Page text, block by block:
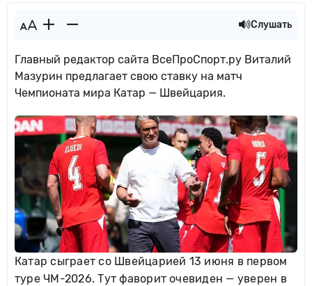
Слушать
Главный редактор сайта ВсеПроСпорт.ру Виталий
Мазурин предлагает свою ставку на матч
Чемпионата мира Катар — Швейцария.
Катар сыграет со Швейцарией 13 июня в первом
туре ЧМ-2026. Тут фаворит очевиден — уверен в